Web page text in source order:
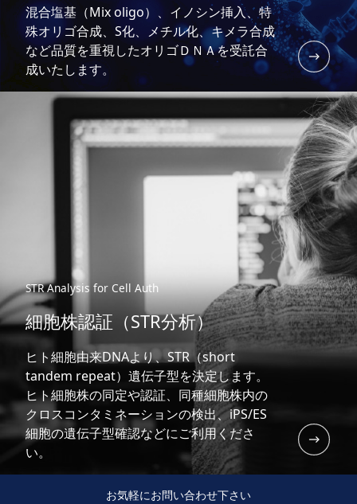
混合塩基（Mix oligo）、イノシン挿入、特
殊オリゴ合成、S化、メチル化、キメラ合成
など品質を重視したオリゴＤＮＡを受託合
成いたします。
STR Analysis for Cell Auth
細胞株認証（STR分析）
ヒト細胞由来DNAより、STR（short
tandem repeat）遺伝子型を決定します。
ヒト細胞株の同定や認証、同種細胞株内の
クロスコンタミネーションの検出、iPS/ES
細胞の遺伝子型確認などにご利用くださ
い。
お気軽にお問い合わせ下さい